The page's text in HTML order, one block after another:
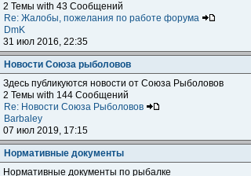
2 Темы with 43 Сообщений
Re: Жалобы, пожелания по работе форума
DmK
31 июл 2016, 22:35
Новости Союза рыболовов
Здесь публикуются новости от Союза Рыболовов
2 Темы with 144 Сообщений
Re: Новости Союза Рыболовов
Barbaley
07 июл 2019, 17:15
Нормативные документы
Нормативные документы по рыбалке